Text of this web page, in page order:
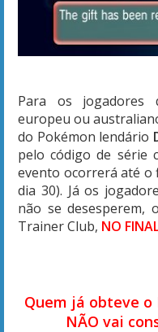
Para os jogadores
europeu ou
do Pokémon lendário
pelo código de série
evento ocorrerá até o
dia 30). Já os
não se desesperem,
Trainer Club, NO
Quem já obteve o
NÃO vai